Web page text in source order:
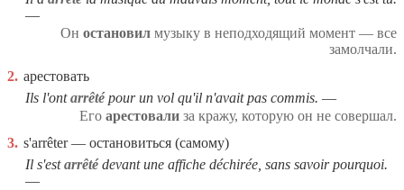
Он остановил музыку в неподходящий момент — все
замолчали.
2. арестовать
Ils l'ontarrêtépour un vol qu'il n'avait pas commis.
Его арестовали за кражу, которую он не совершал.
3. s'arrêter — остановиться (самому)
Il s'estarrêtédevant une affiche déchirée, sans savoir pourquoi.